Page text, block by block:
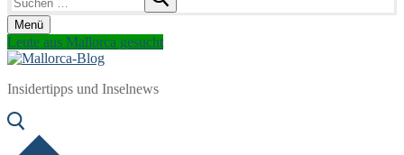
nach:
Menü
Leute aus Mallorca gesucht
Insidertipps und Inselnews